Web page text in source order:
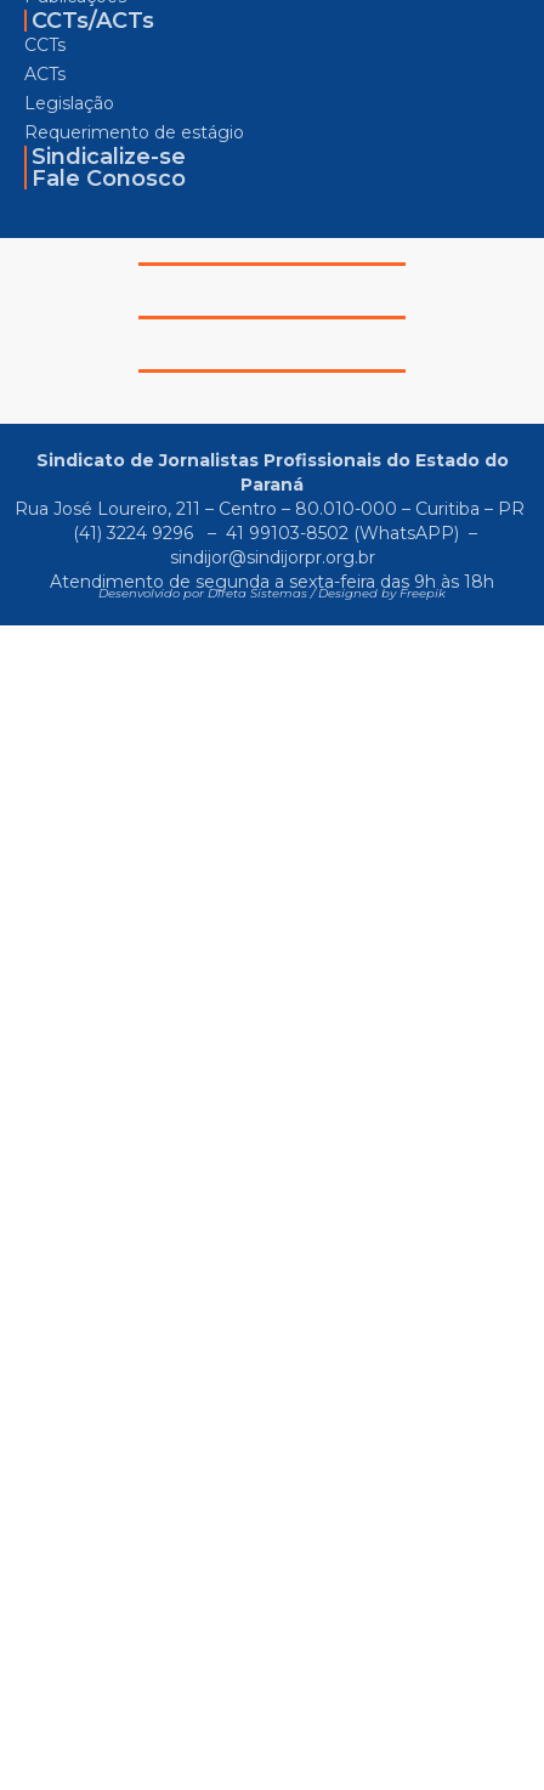
CCTs/ACTs
CCTs
ACTs
Legislação
Requerimento de estágio
Sindicalize-se
Fale Conosco
Sindicato de Jornalistas Profissionais do Estado do
Paraná
Rua José Loureiro, 211 – Centro – 80.010-000 – Curitiba – PR
(41) 3224 9296
– 41 99103-8502(WhatsAPP) –
sindijor@sindijorpr.org.br
Atendimento de segunda a sexta-feira das 9h às 18h
Desenvolvido por Direta Sistemas /Designed by Freepik